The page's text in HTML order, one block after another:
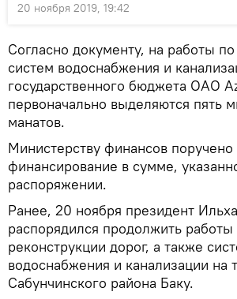
20 ноября 2019, 19:42
Согласно документу, на работы
систем водоснабжения и
государственного бюджета ОАО
первоначально выделяются пять
манатов.
Министерству финансов поручено
финансирование в сумме,
распоряжении.
Ранее, 20 ноября президент
распорядился продолжить работы
реконструкции дорог, а также
водоснабжения и канализации на
Сабунчинского района Баку.